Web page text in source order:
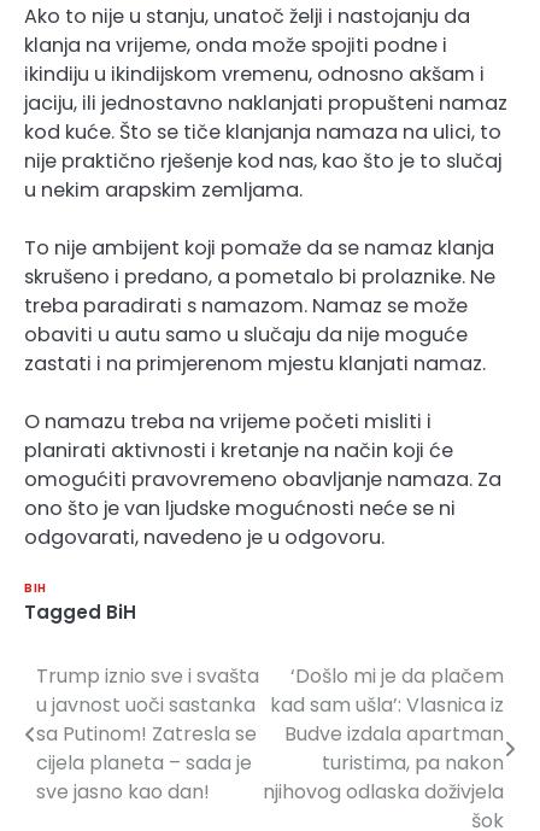
Ako to nije u stanju, unatoč želji i nastojanju da
klanja na vrijeme, onda može spojiti podne i
ikindiju u ikindijskom vremenu, odnosno akšam i
jaciju, ili jednostavno naklanjati propušteni namaz
kod kuće. Što se tiče klanjanja namaza na ulici, to
nije praktično rješenje kod nas, kao što je to slučaj
u nekim arapskim zemljama.
To nije ambijent koji pomaže da se namaz klanja
skrušeno i predano, a pometalo bi prolaznike. Ne
treba paradirati s namazom. Namaz se može
obaviti u autu samo u slučaju da nije moguće
zastati i na primjerenom mjestu klanjati namaz.
O namazu treba na vrijeme početi misliti i
planirati aktivnosti i kretanje na način koji će
omogućiti pravovremeno obavljanje namaza. Za
ono što je van ljudske mogućnosti neće se ni
odgovarati, navedeno je u odgovoru.
BIH
Tagged BiH
Navigacija
članaka
Trump iznio sve i svašta
u javnost uoči sastanka
sa Putinom! Zatresla se
cijela planeta – sada je
sve jasno kao dan!
‘Došlo mi je da plačem
kad sam ušla’: Vlasnica iz
Budve izdala apartman
turistima, pa nakon
njihovog odlaska doživjela
šok